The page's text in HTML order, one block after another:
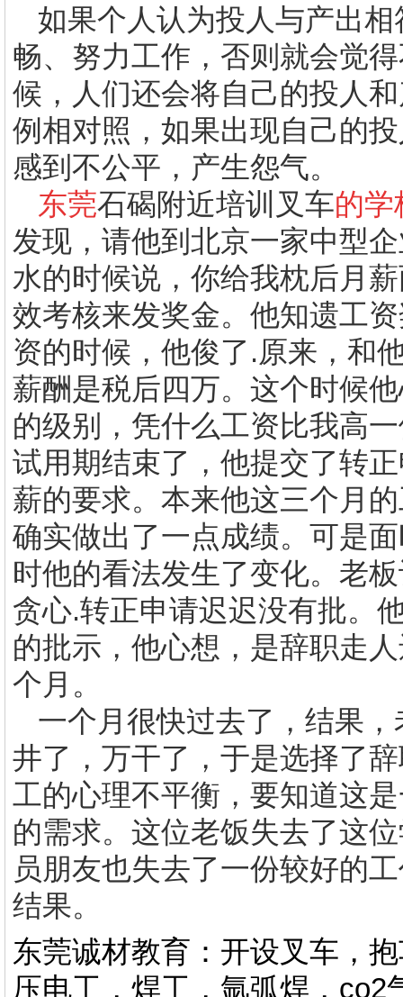
如果个人认为投人与产出
畅、努力工作，否则就会觉
候，人们还会将自己的投人
例相对照，如果出现自己的
感到不公平，产生怨气。
东莞石碣附近培训叉车的学
发现，请他到北京一家中型
水的时候说，你给我枕后月
效考核来发奖金。他知遗工
资的时候，他俊了 .原来，和
薪酬是税后四万。这个时候
的级别，凭什么工资比我高
试用期结束了，他提交了转
薪的要求。本来他这三个月
确实做出了一点成绩。可是
时他的看法发生了变化。老
贪心.转正申请迟迟没有批。
的批示，他心想，是辞职走
个月。
一个月很快过去了，结果
井了，万干了，于是选择了
工的心理不平衡，要知道这
的需求。这位老饭失去了这
员朋友也失去了一份较好的
结果。
东莞诚材教育：开设叉车，
压电工，焊工，氩弧焊，